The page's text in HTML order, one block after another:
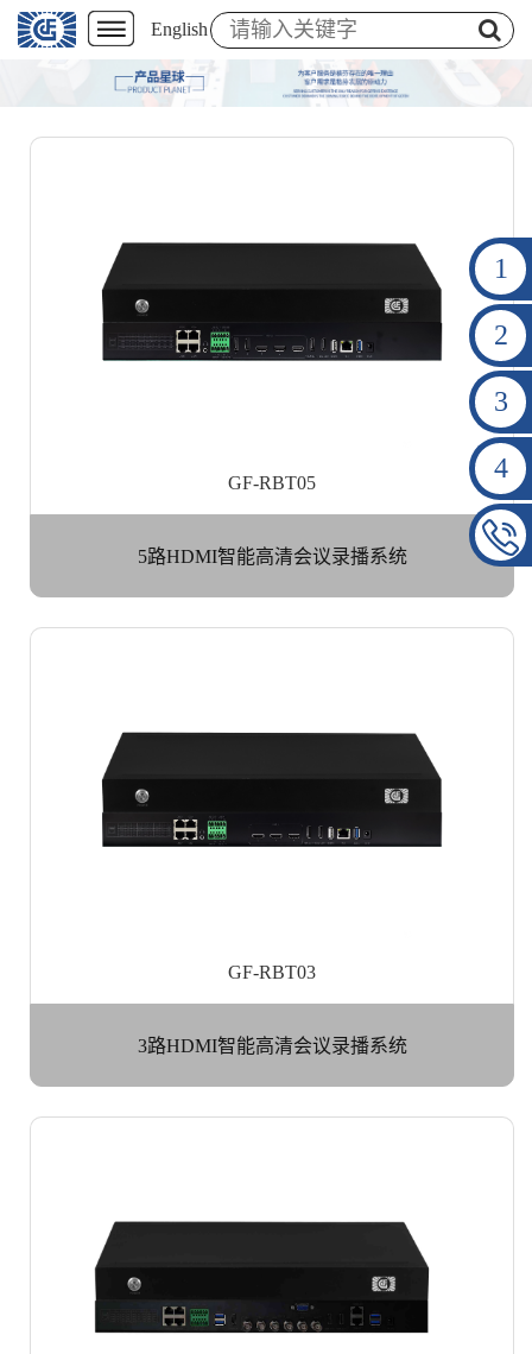
English
GF-RBT05
5路HDMI智能高清会议录播系统
GF-RBT03
3路HDMI智能高清会议录播系统
1
2
3
4